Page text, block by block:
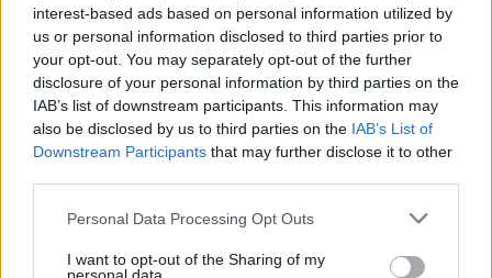
interest-based ads based on personal information utilized by
us or personal information disclosed to third parties prior to
your opt-out. You may separately opt-out of the further
disclosure of your personal information by third parties on the
IAB’s list of downstream participants. This information may
also be disclosed by us to third parties on the IAB’s List of
Downstream Participants that may further disclose it to other
Please note that this website/app uses one or more Google
not limited to your visit or usage behaviour. You may click to
Personal Data Processing Opt Outs
I want to opt-out of the Sharing of my
Często sprawdzane
Użycie: kiedysię, a kiedysiebie
Jak odmienia sięhrabia?
Poprawnośćtruskawki na torcie
Ciekawostki
— Co to jest butelka?